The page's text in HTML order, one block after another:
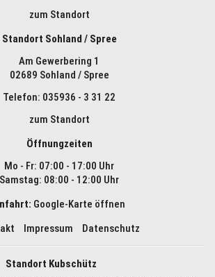
zum Standort
Standort Sohland / Spree
Am Gewerbering 1
02689 Sohland / Spree
Telefon: 035936 - 3 31 22
zum Standort
Öffnungzeiten
Mo - Fr: 07:00 - 17:00 Uhr
Samstag: 08:00 - 12:00 Uhr
Google-Karte öffnen
Impressum Datenschutz
Standort Kubschütz